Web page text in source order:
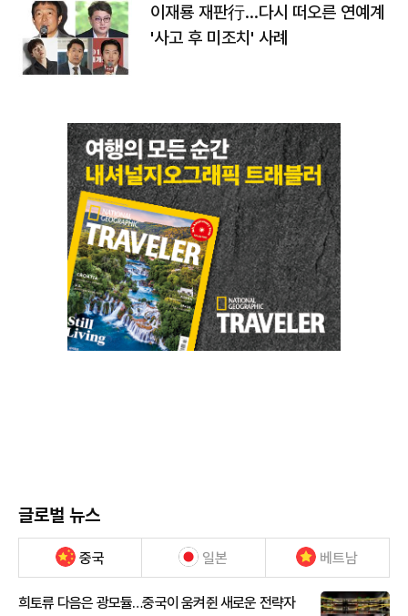
이재룡 재판行…다시 떠오른 연예계
'사고 후 미조치' 사례
글로벌 뉴스
중국 일본 베트남
희토류 다음은 광모듈…중국이 움켜쥔 새로운 전략자